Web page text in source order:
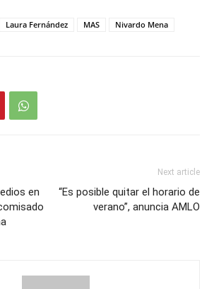
Laura Fernández MAS Nivardo Mena
en
Next article
“Es posible quitar el horario de
verano”, anuncia AMLO